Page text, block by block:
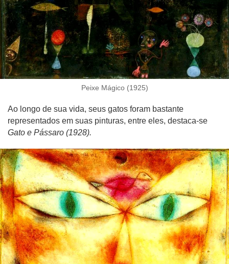
Peixe Mágico (1925)
Ao longo de sua vida, seus gatos foram bastante
representados em suas pinturas, entre eles, destaca-se
Gato e Pássaro (1928).